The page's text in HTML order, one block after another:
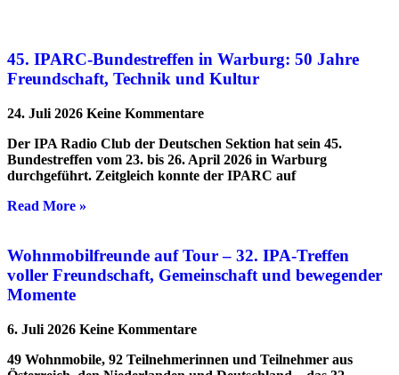
45. IPARC-Bundestreffen in Warburg: 50 Jahre
Freundschaft, Technik und Kultur
24. Juli 2026 Keine Kommentare
Der IPA Radio Club der Deutschen Sektion hat sein 45.
Bundestreffen vom 23. bis 26. April 2026 in Warburg
durchgeführt. Zeitgleich konnte der IPARC auf
Read More »
Wohnmobilfreunde auf Tour – 32. IPA-Treffen
voller Freundschaft, Gemeinschaft und bewegender
Momente
6. Juli 2026 Keine Kommentare
49 Wohnmobile, 92 Teilnehmerinnen und Teilnehmer aus